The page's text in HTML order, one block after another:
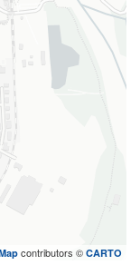
con
casi è
agriturismi
sito ufficiale
contributors © CARTO